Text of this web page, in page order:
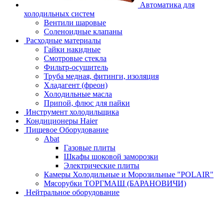
Автоматика для
холодильных систем
Вентили шаровые
Соленоидные клапаны
Расходные материалы
Гайки накидные
Смотровые стекла
Фильтр-осушитель
Труба медная, фитинги, изоляция
Хладагент (фреон)
Холодильные масла
Припой, флюс для пайки
Инструмент холодильщика
Кондиционеры Haier
Пищевое Оборудование
Abat
Газовые плиты
Шкафы шоковой заморозки
Электрические плиты
Камеры Холодильные и Морозильные "POLAIR"
Мясорубки ТОРГМАШ (БАРАНОВИЧИ)
Нейтральное оборудование